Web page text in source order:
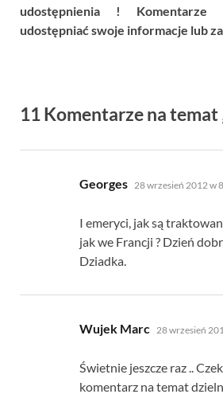
udostępnienia !
udostępniać swoje informacje lub
11 Komentarze na temat
Georges mówi:
28 wrzesień 2012 w
I emeryci, jak są
jak we Francji ? Dzień
Dziadka.
Wujek Marc mówi:
28 wrzesień
Świetnie jeszcze raz ..
komentarz na temat